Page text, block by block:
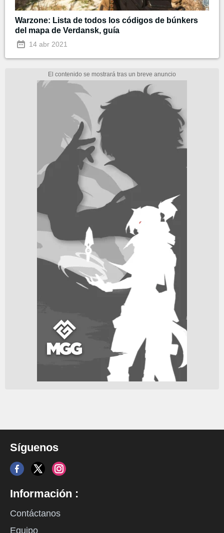
Warzone: Lista de todos los códigos de búnkers
del mapa de Verdansk, guía
14 abr 2021
Síguenos
Información :
Contáctanos
Equipo